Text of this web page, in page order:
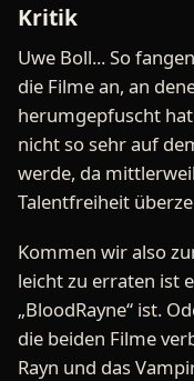
Kritik
Uwe Boll... So
die Filme an, an
herumgepfuscht
nicht so sehr auf
werde, da
Talentfreiheit
Kommen wir also
leicht zu erraten ist
„BloodRayne“ ist.
die beiden Filme
Rayn und das